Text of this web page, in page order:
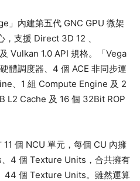
」內建第五代 GNC GPU 微架
，支援 Direct 3D 12 、
Vulkan 1.0 API 規格。「Vega
體調度器、4 個 ACE 非同步運
、1 組 Compute Engine 及 2
L2 Cache 及 16 個 32Bit ROP
個 NCU 單元，每個 CU 內擁
4 個 Texture Units，合共擁有
個 Texture Units。雖然運算